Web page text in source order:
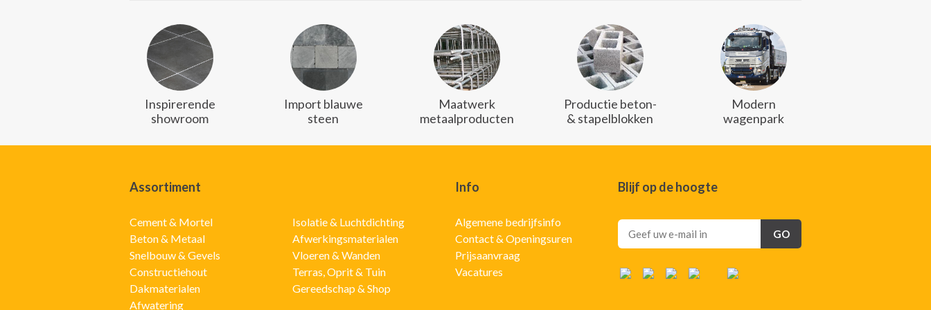
Inspirerende
showroom
Import blauwe
steen
Maatwerk
metaalproducten
Productie beton-
& stapelblokken
Modern
wagenpark
Assortiment
Cement & Mortel
Beton & Metaal
Snelbouw & Gevels
Constructiehout
Dakmaterialen
Afwatering
Isolatie & Luchtdichting
Afwerkingsmaterialen
Vloeren & Wanden
Terras, Oprit & Tuin
Gereedschap & Shop
Info
Algemene bedrijfsinfo
Contact & Openingsuren
Prijsaanvraag
Vacatures
Blijf op de hoogte